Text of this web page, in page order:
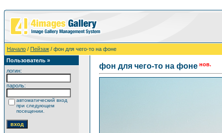
Начало / Пейзаж / фон для чего-то на фоне
Пользователь »
логин:
пароль:
автоматический вход
при следующем
посещении.
фон для чего-то на фоне нов.